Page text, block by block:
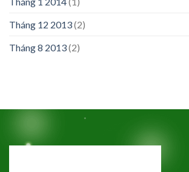
Tháng 12 2013(2)
Tháng 8 2013(2)